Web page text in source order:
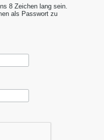
8 Zeichen lang sein.
als Passwort zu